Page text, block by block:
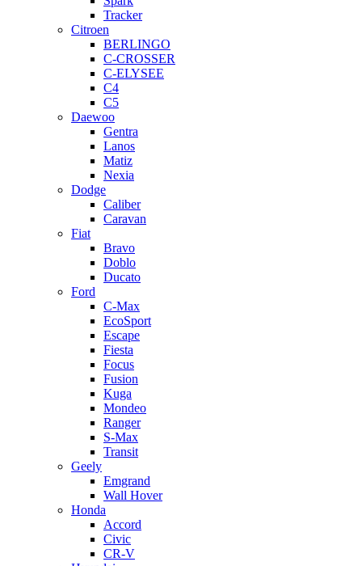
Tracker
Citroen
BERLINGO
C-CROSSER
C-ELYSEE
C4
C5
Daewoo
Gentra
Lanos
Matiz
Nexia
Dodge
Caliber
Caravan
Fiat
Bravo
Doblo
Ducato
Ford
C-Max
EcoSport
Escape
Fiesta
Focus
Fusion
Kuga
Mondeo
Ranger
S-Max
Transit
Geely
Emgrand
Wall Hover
Honda
Accord
Civic
CR-V